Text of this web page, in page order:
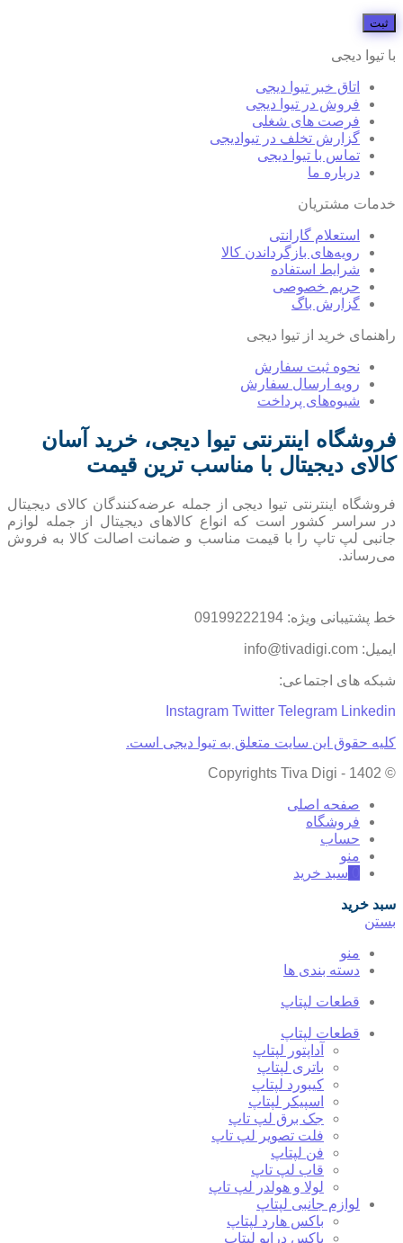
با تیوا دیجی
اتاق خبر تیوا دیجی
فروش در تیوا دیجی
فرصت های شغلی
گزارش تخلف در تیوادیجی
تماس با تیوا دیجی
درباره ما
خدمات مشتریان
استعلام گارانتی
رویه‌های بازگرداندن کالا
شرایط استفاده
حریم خصوصی
گزارش باگ
راهنمای خرید از تیوا دیجی
نحوه ثبت سفارش
رویه ارسال سفارش
شیوه‌های پرداخت
فروشگاه اینترنتی تیوا دیجی، خرید آسان
کالای دیجیتال با مناسب ترین قیمت
فروشگاه اینترنتی تیوا دیجی از جمله عرضه‌کنندگان کالای دیجیتال
در سراسر کشور است که انواع کالاهای دیجیتال از جمله لوازم
جانبی لپ تاپ را با قیمت مناسب و ضمانت اصالت کالا به فروش
می‌رساند.
خط پشتیبانی ویژه: 09199222194
ایمیل: info@tivadigi.com
شبکه های اجتماعی:
Instagram Twitter Telegram Linkedin
کلیه حقوق این سایت متعلق به تیوا دیجی است.
© Copyrights Tiva Digi - 1402
صفحه اصلی
فروشگاه
حساب
منو
سبد خرید
سبد خرید
بستن
منو
دسته بندی ها
قطعات لپتاپ
قطعات لپتاپ
آداپتور لپتاپ
باتری لپتاپ
کیبورد لپتاپ
اسپیکر لپتاپ
جک برق لپ تاپ
فلت تصویر لپ تاپ
فن لپتاپ
قاب لپ تاپ
لولا و هولدر لپ تاپ
لوازم جانبی لپتاپ
باکس هارد لپتاپ
باکس درایو لپتاپ